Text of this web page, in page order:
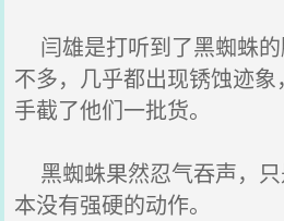
闫雄是打听到了黑蜘蛛
不多，几乎都出现锈蚀迹
手截了他们一批货。
黑蜘蛛果然忍气吞声，
本没有强硬的动作。